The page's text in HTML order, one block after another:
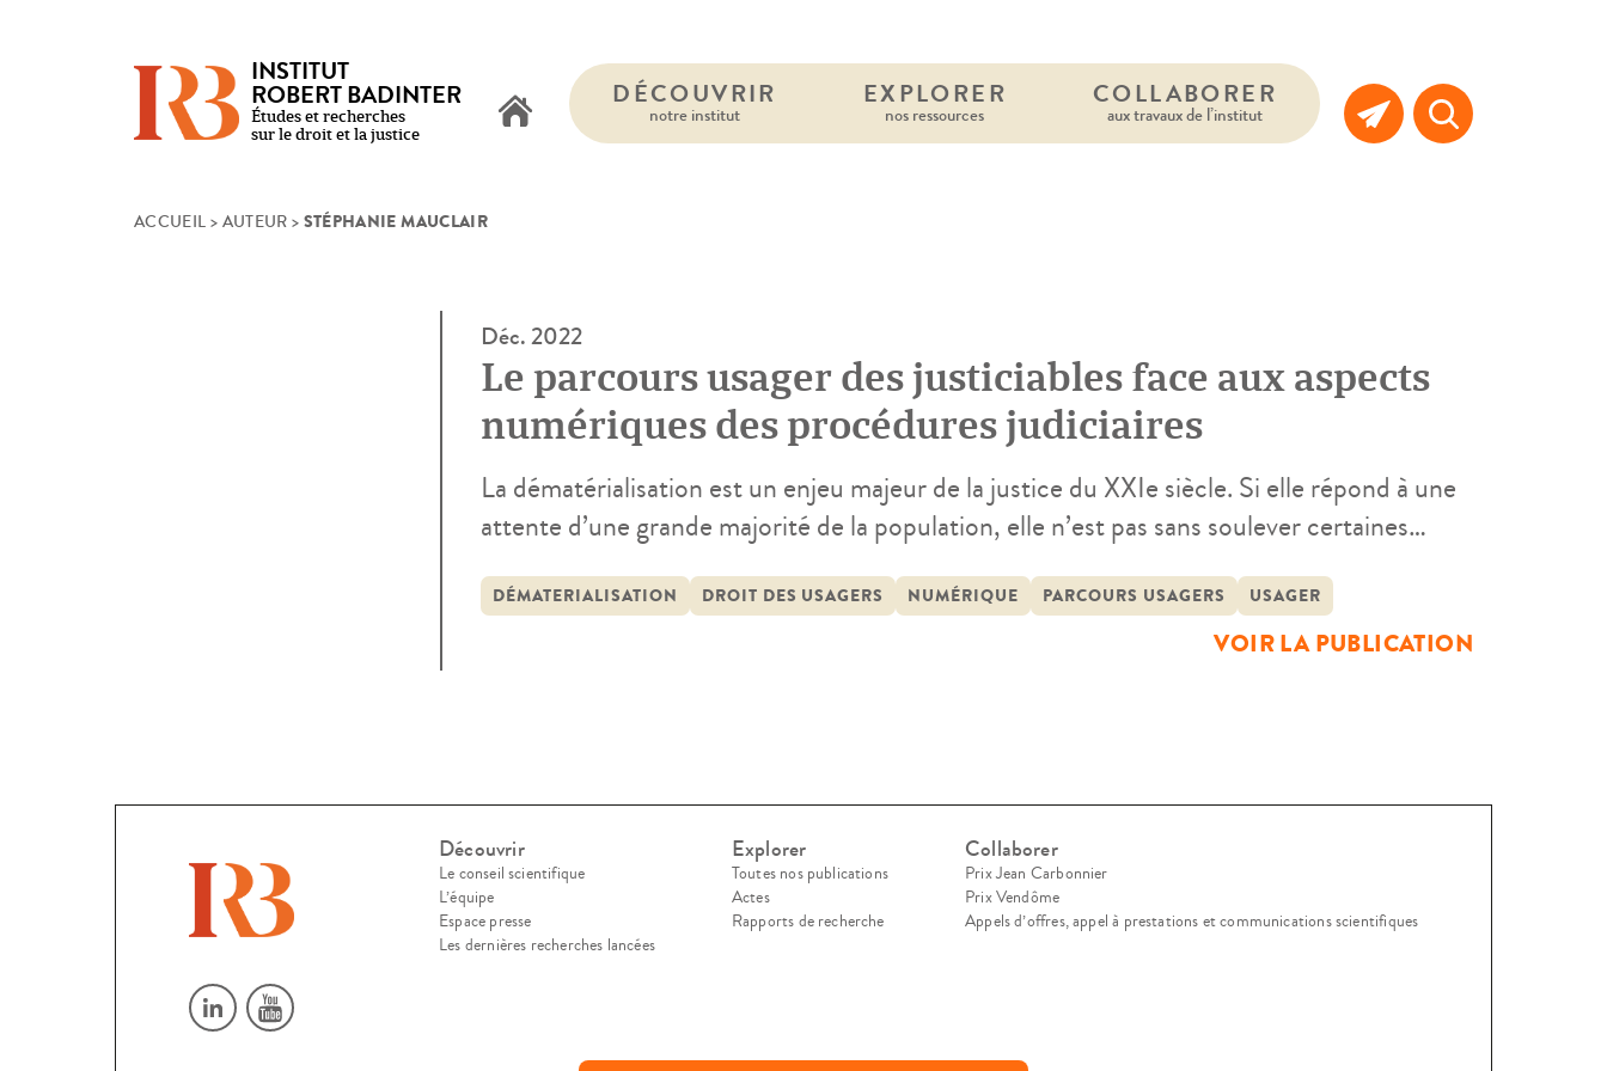
INSTITUT
ROBERT BADINTER
Études et recherches
sur le droit et la justice
DÉCOUVRIR
notre institut
EXPLORER
nos ressources
COLLABORER
aux travaux de l’institut
ACCUEIL > AUTEUR > STÉPHANIE MAUCLAIR
Déc. 2022
Le parcours usager des justiciables face aux aspects
numériques des procédures judiciaires
La dématérialisation est un enjeu majeur de la justice du XXIe siècle. Si elle répond à une
attente d’une grande majorité de la population, elle n’est pas sans soulever certaines
d’accéder au tribunal notamment au regard des populations les plus vulnérables. À l’aide
DÉMATERIALISATION DROIT DES USAGERS NUMÉRIQUE PARCOURS USAGERS USAGER
VOIR LA PUBLICATION
Découvrir
Le conseil scientifique
L’équipe
Espace presse
Les dernières recherches lancées
Explorer
Toutes nos publications
Actes
Rapports de recherche
Collaborer
Prix Jean Carbonnier
Prix Vendôme
Appels d’offres, appel à prestations et communications scientifiques